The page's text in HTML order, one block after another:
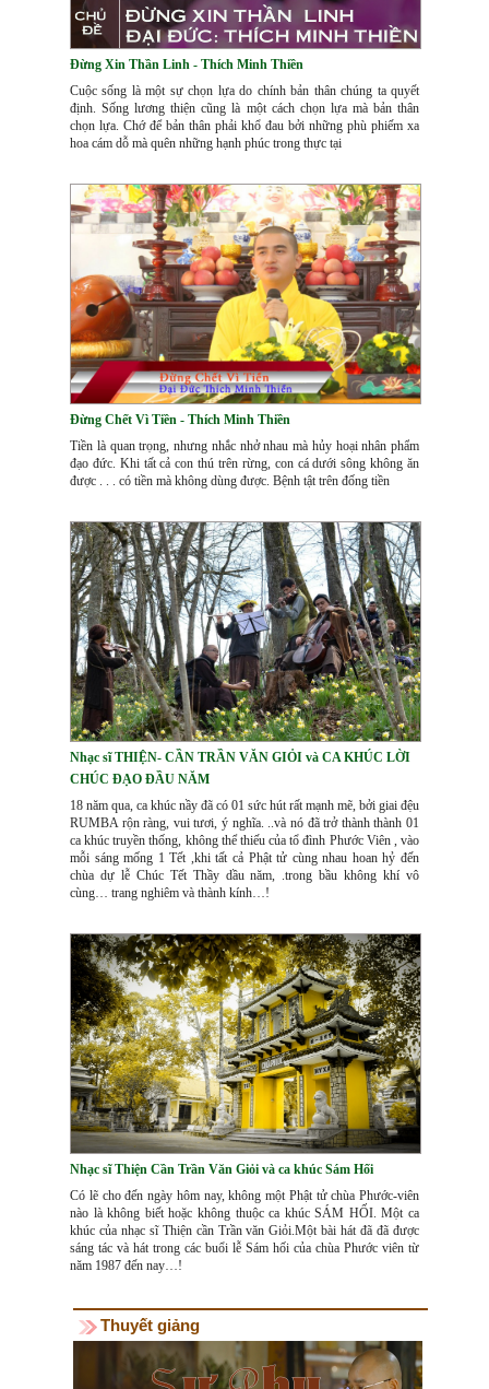
Đừng Xin Thần Linh - Thích Minh Thiền
Cuộc sống là một sự chọn lựa do chính bản thân chúng ta quyết
định. Sống lương thiện cũng là một cách chọn lựa mà bản thân
chọn lựa. Chớ để bản thân phải khổ đau bởi những phù phiếm xa
hoa cám dỗ mà quên những hạnh phúc trong thực tại
Đừng Chết Vì Tiền - Thích Minh Thiền
Tiền là quan trọng, nhưng nhắc nhở nhau mà hủy hoại nhân phẩm
đạo đức. Khi tất cả con thú trên rừng, con cá dưới sông không ăn
được . . . có tiền mà không dùng được. Bệnh tật trên đống tiền
Nhạc sĩ THIỆN- CẦN TRẦN VĂN GIỎI và CA KHÚC LỜI
CHÚC ĐẠO ĐẦU NĂM
18 năm qua, ca khúc nầy đã có 01 sức hút rất mạnh mẽ, bởi giai đệu
RUMBA rộn ràng, vui tươi, ý nghĩa. ..và nó đã trở thành thành 01
ca khúc truyền thống, không thể thiếu của tổ đình Phước Viên , vào
mỗi sáng mống 1 Tết ,khi tất cả Phật tử cùng nhau hoan hỷ đến
chùa dự lễ Chúc Tết Thầy dầu năm, .trong bầu không khí vô
cùng… trang nghiêm và thành kính…!
Nhạc sĩ Thiện Cần Trần Văn Giỏi và ca khúc Sám Hối
Có lẽ cho đến ngày hôm nay, không một Phật tử chùa Phước-viên
nào là không biết hoặc không thuộc ca khúc SÁM HỐI. Một ca
khúc của nhạc sĩ Thiện cần Trần văn Giỏi.Một bài hát đã đã được
sáng tác và hát trong các buổi lễ Sám hối của chùa Phước viên từ
năm 1987 đến nay…!
Thuyết giảng